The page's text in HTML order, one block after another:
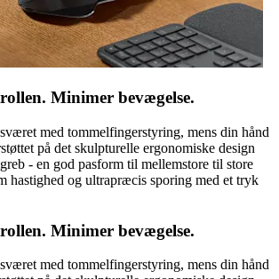
Minimer bevægelse.
med tommelfingerstyring, mens din hånd
på det skulpturelle ergonomiske design
- en god pasform til mellemstore til store
hastighed og ultrapræcis sporing med et tryk
Minimer bevægelse.
med tommelfingerstyring, mens din hånd